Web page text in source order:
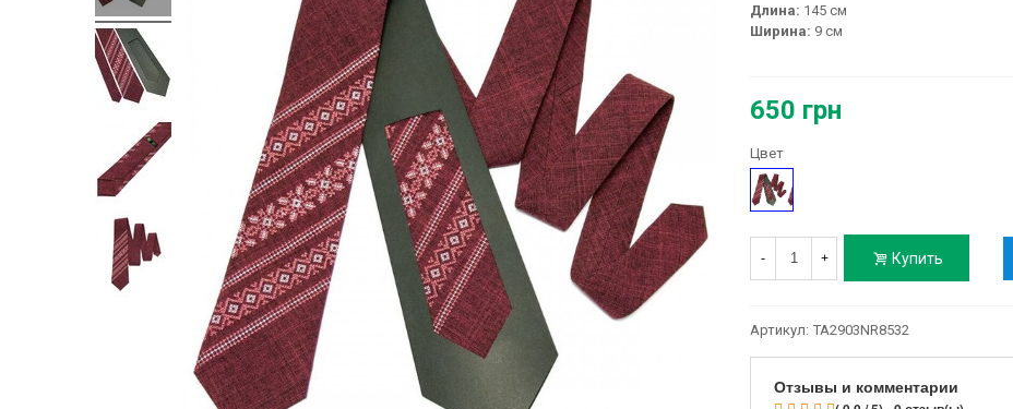
Длина: 145 см
Ширина: 9 см
650 грн
Цвет
Бордовый
- + Купить
Артикул: TA2903NR8532
Отзывы и комментарии